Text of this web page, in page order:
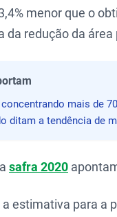
menor que o
da redução da
mais de
ditam a tendência de
safra 2020
estimativa para a